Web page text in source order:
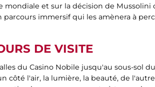
mondiale et sur la décision de Mussolini
immersif qui les amènera à
DE VISITE
du Casino Nobile jusqu'au sous-
côté l'air, la lumière, la beauté, de